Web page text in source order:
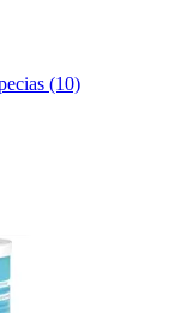
(10)